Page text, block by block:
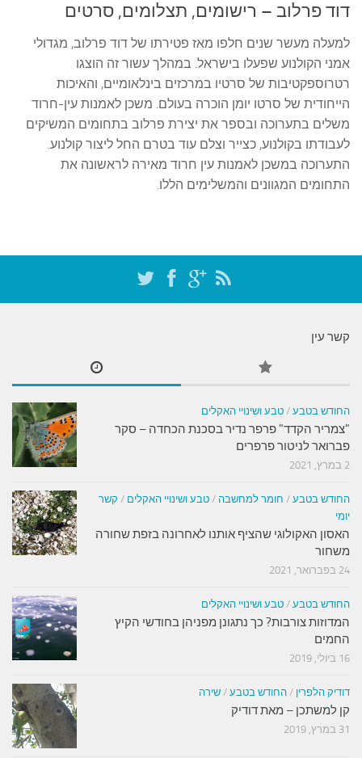
דוד פרלוב – רישומים, תצלומים, סרטים
למעלה מעשר שנים חלפו מאז פטירתו של דוד פרלוב, מגדולי
אמני הקולנוע שפעלו בישראל. במהלך עשור זה הוצגו
רטרוספקטיבות של סרטיו במרכזים בינלאומיים, והאיכות
הייחודית של סרטו יומן הוכרה בעולם. משכן לאמנות עין-חרוד
משלים בתערוכה ובספר את יצירת פרלוב בתחומים המשיקים
לעבודתו בקולנוע, כצייר וצלם עוד בטרם החל ליצור קולנוע.
התערוכה במשכן לאמנות עין חרוד מאירה לראשונה את
התחומים המגוונים והמשלימים הללו.
קשר עין
החודש בטבע / טבע ושינויי האקלים
"צמריר הקדד" פרפר נדיר בסכנת הכחדה – סקר
פברואר לניטור פרפרים
2 במרץ, 2021
החודש בטבע / חומר למחשבה / טבע ושינויי האקלים / קשר
יומי
האסון האקולוגי שהציף אותנו לאחרונה בזפת שחורה
משחור
24 בפברואר, 2021
החודש בטבע / טבע ושינויי האקלים
המדוזות צורבות? כך נתגונן מפניהן בחודשי הקיץ
החמים
16 ביולי, 2019
דודיק הלפרין / החודש בטבע / שירה
קן למשתכן – מאת דודיק
31 במרץ, 2019